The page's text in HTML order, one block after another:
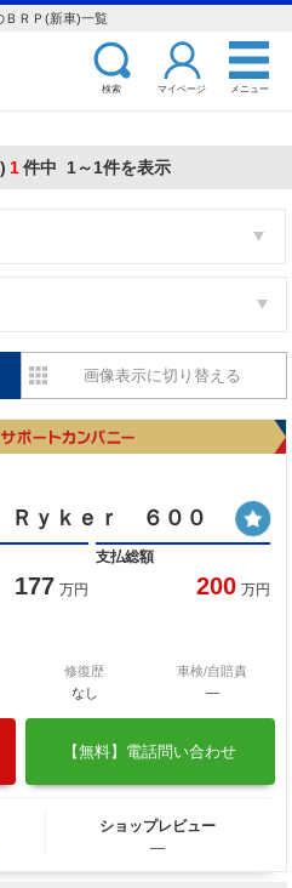
ＢＲＰ(新車)一覧
検索 マイページ メニュー
1件中 1～1件を表示
画像表示に切り替える
Ｒｙｋｅｒ ６００
177 万円
支払総額
200 万円
修復歴
なし
車検/自賠責
―
【無料】電話問い合わせ
ショップレビュー
―